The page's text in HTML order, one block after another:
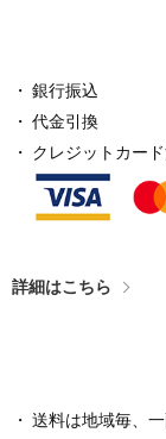
銀行振込
代金引換
クレジットカー
詳細はこちら
送料は地域毎、